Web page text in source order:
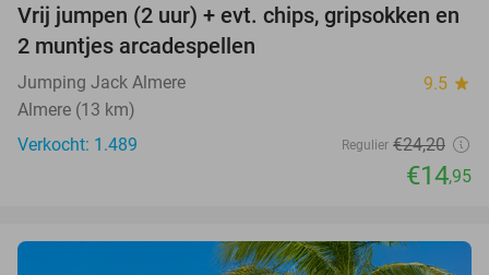
38%
Vrij jumpen (2 uur) + evt. chips, gripsokken en
2 muntjes arcadespellen
Jumping Jack Almere 9.5 star
Almere (13 km)
Verkocht: 1.489
Regulier €24,20
€14,95